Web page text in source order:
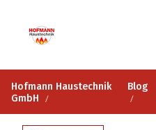
Hofmann Haustechnik
GmbH
Blog